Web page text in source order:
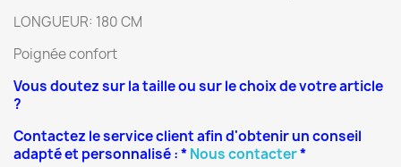
LONGUEUR: 180 CM
Poignée confort
Vous doutez sur la taille ou sur le choix de votre article
?
Contactez le service client afin d'obtenir un conseil
adapté et personnalisé : *Nous contacter*